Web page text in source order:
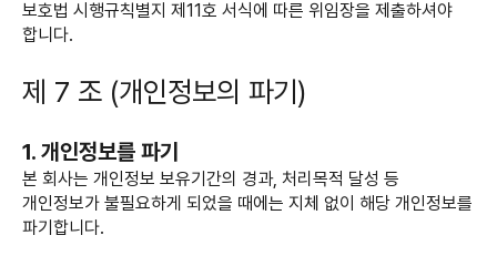
보호법 시행규칙별지 제11호 서식에 따른 위임장을 제출하셔야
합니다.
제 7 조 (개인정보의 파기)
1. 개인정보를 파기
본 회사는 개인정보 보유기간의 경과, 처리목적 달성 등
개인정보가 불필요하게 되었을 때에는 지체 없이 해당 개인정보를
파기합니다.